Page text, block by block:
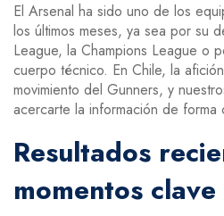
El Arsenal ha sido uno de los
los últimos meses, ya sea por su
League, la Champions League o
cuerpo técnico. En Chile, la
movimiento del Gunners, y
acercarte la información de forma
Resultados
momentos clave